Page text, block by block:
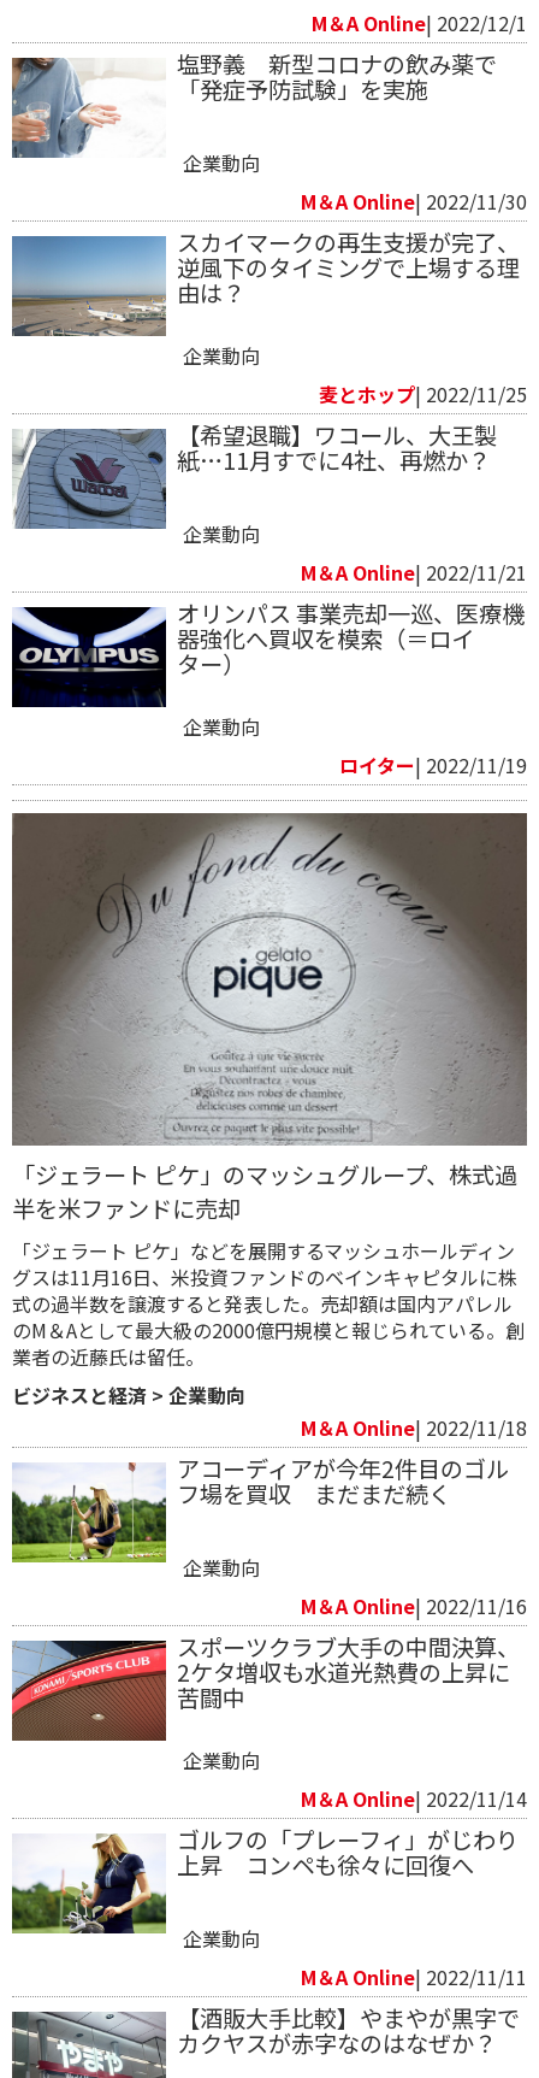
M＆A Online| 2022/12/1
塩野義 新型コロナの飲み薬で
「発症予防試験」を実施
企業動向
M＆A Online| 2022/11/30
スカイマークの再生支援が完了、
逆風下のタイミングで上場する理
由は？
企業動向
麦とホップ| 2022/11/25
【希望退職】ワコール、大王製
紙…11月すでに4社、再燃か？
企業動向
M＆A Online| 2022/11/21
オリンパス 事業売却一巡、医療機
器強化へ買収を模索（＝ロイ
ター）
企業動向
ロイター| 2022/11/19
「ジェラート ピケ」のマッシュグループ、株式過
半を米ファンドに売却
「ジェラート ピケ」などを展開するマッシュホールディン
グスは11月16日、米投資ファンドのベインキャピタルに株
式の過半数を譲渡すると発表した。売却額は国内アパレル
のM＆Aとして最大級の2000億円規模と報じられている。創
業者の近藤氏は留任。
ビジネスと経済 > 企業動向
M＆A Online| 2022/11/18
アコーディアが今年2件目のゴル
フ場を買収 まだまだ続く
企業動向
M＆A Online| 2022/11/16
スポーツクラブ大手の中間決算、
2ケタ増収も水道光熱費の上昇に
苦闘中
企業動向
M＆A Online| 2022/11/14
ゴルフの「プレーフィ」がじわり
上昇 コンペも徐々に回復へ
企業動向
M＆A Online| 2022/11/11
【酒販大手比較】やまやが黒字で
カクヤスが赤字なのはなぜか？